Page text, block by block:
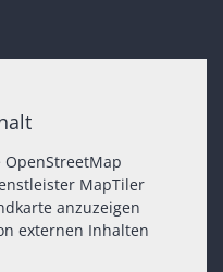
MapTiler
anzuzeigen
externen Inhalten